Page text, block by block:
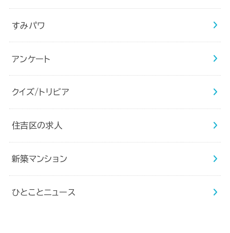
すみパワ
アンケート
クイズ/トリビア
住吉区の求人
新築マンション
ひとことニュース